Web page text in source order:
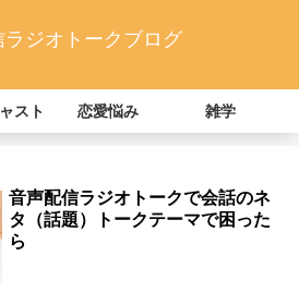
ラジオトークブログ
スト 恋愛悩み 雑学
音声配信ラジオトークで会話のネ
タ（話題）トークテーマで困った
ら